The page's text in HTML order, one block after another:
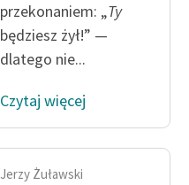
przekonaniem: „Ty
będziesz żył!” —
dlatego nie...
Czytaj więcej
Jerzy Żuławski